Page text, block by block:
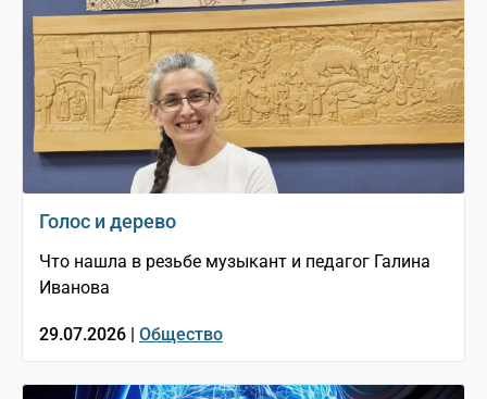
Голос и дерево
Что нашла в резьбе музыкант и педагог Галина
Иванова
29.07.2026 | Общество